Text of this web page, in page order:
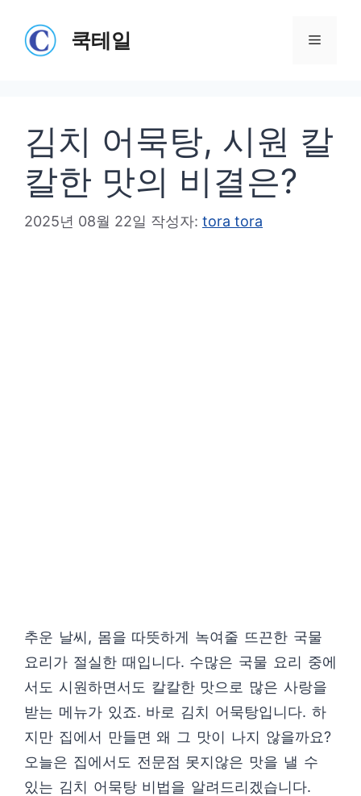
쿡테일 메
김치 어묵탕, 시원 칼
칼한 맛의 비결은?
2025년 08월 22일 작성자: tora tora
추운 날씨, 몸을 따뜻하게 녹여줄 뜨끈한 국물
요리가 절실한 때입니다. 수많은 국물 요리 중에
서도 시원하면서도 칼칼한 맛으로 많은 사랑을
받는 메뉴가 있죠. 바로 김치 어묵탕입니다. 하
지만 집에서 만들면 왜 그 맛이 나지 않을까요?
오늘은 집에서도 전문점 못지않은 맛을 낼 수
있는 김치 어묵탕 비법을 알려드리겠습니다.